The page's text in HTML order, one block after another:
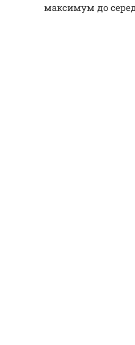
максимум до